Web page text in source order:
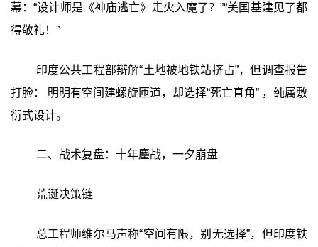
幕：“设计师是《神庙逃亡》走火入魔了？”“美国基建见了都
得敬礼！”
印度公共工程部辩解“土地被地铁站挤占”，但调查报告
打脸： 明明有空间建螺旋匝道，却选择“死亡直角” ，纯属敷
衍式设计。
二、战术复盘：十年鏖战，一夕崩盘
荒诞决策链
总工程师维尔马声称“空间有限，别无选择”，但印度铁